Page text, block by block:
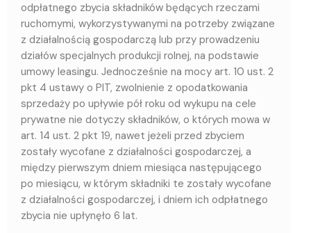
odpłatnego zbycia składników będących rzeczami
ruchomymi, wykorzystywanymi na potrzeby związane
z działalnością gospodarczą lub przy prowadzeniu
działów specjalnych produkcji rolnej, na podstawie
umowy leasingu. Jednocześnie na mocy art. 10 ust. 2
pkt 4 ustawy o PIT, zwolnienie z opodatkowania
sprzedaży po upływie pół roku od wykupu na cele
prywatne nie dotyczy składników, o których mowa w
art. 14 ust. 2 pkt 19, nawet jeżeli przed zbyciem
zostały wycofane z działalności gospodarczej, a
między pierwszym dniem miesiąca następującego
po miesiącu, w którym składniki te zostały wycofane
z działalności gospodarczej, i dniem ich odpłatnego
zbycia nie upłynęło 6 lat.